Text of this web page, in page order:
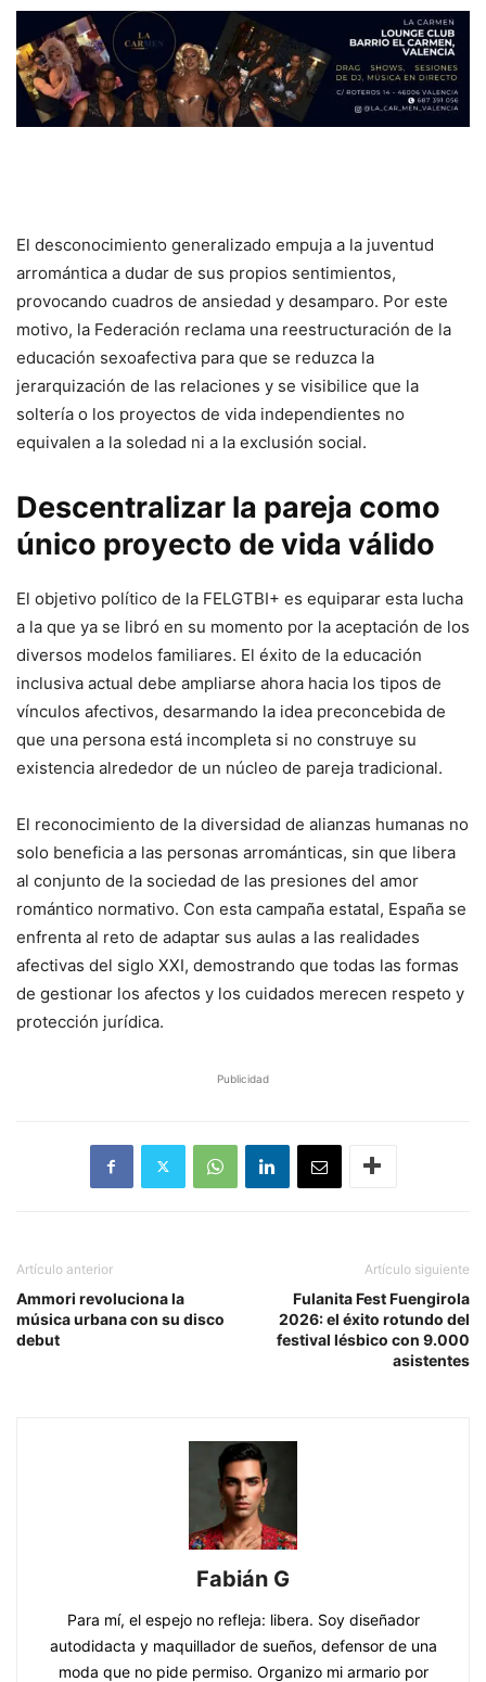
El desconocimiento generalizado empuja a la juventud
arromántica a dudar de sus propios sentimientos,
provocando cuadros de ansiedad y desamparo. Por este
motivo, la Federación reclama una reestructuración de la
educación sexoafectiva para que se reduzca la
jerarquización de las relaciones y se visibilice que la
soltería o los proyectos de vida independientes no
equivalen a la soledad ni a la exclusión social.
Descentralizar la pareja como
único proyecto de vida válido
El objetivo político de la FELGTBI+ es equiparar esta lucha
a la que ya se libró en su momento por la aceptación de los
diversos modelos familiares. El éxito de la educación
inclusiva actual debe ampliarse ahora hacia los tipos de
vínculos afectivos, desarmando la idea preconcebida de
que una persona está incompleta si no construye su
existencia alrededor de un núcleo de pareja tradicional.
El reconocimiento de la diversidad de alianzas humanas no
solo beneficia a las personas arrománticas, sin que libera
al conjunto de la sociedad de las presiones del amor
romántico normativo. Con esta campaña estatal, España se
enfrenta al reto de adaptar sus aulas a las realidades
afectivas del siglo XXI, demostrando que todas las formas
de gestionar los afectos y los cuidados merecen respeto y
protección jurídica.
Publicidad
Artículo anterior
​Ammori revoluciona la
música urbana con su disco
debut
Artículo siguiente
Fulanita Fest Fuengirola
2026: el éxito rotundo del
festival lésbico con 9.000
asistentes
Fabián G
Para mí, el espejo no refleja: libera. Soy diseñador
autodidacta y maquillador de sueños, defensor de una
moda que no pide permiso. Organizo mi armario por